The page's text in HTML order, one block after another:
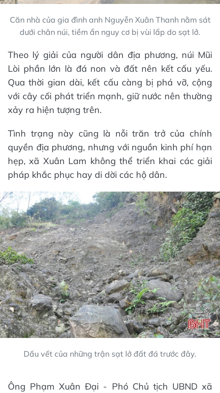
Căn nhà của gia đình anh Nguyễn Xuân Thanh nằm sát
dưới chân núi, tiềm ẩn nguy cơ bị vùi lấp do sạt lở.
Theo lý giải của người dân địa phương, núi Mũi
Lòi phần lớn là đá non và đất nên kết cấu yếu.
Qua thời gian dài, kết cấu càng bị phá vỡ, cộng
với cây cối phát triển mạnh, giữ nước nên thường
xảy ra hiện tượng trên.
Tình trạng này cũng là nỗi trăn trở của chính
quyền địa phương, nhưng với nguồn kinh phí hạn
hẹp, xã Xuân Lam không thể triển khai các giải
pháp khắc phục hay di dời các hộ dân.
Dấu vết của những trận sạt lở đất đá trước đây.
Ông Phạm Xuân Đại - Phó Chủ tịch UBND xã